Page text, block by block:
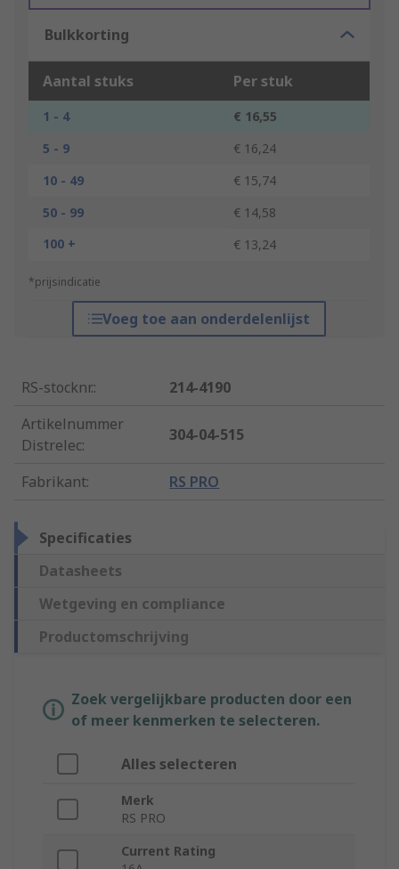
Bulkkorting
Aantal stuks Per stuk
1 - 4
€ 16,55
5 - 9
€ 16,24
10 - 49
€ 15,74
50 - 99
€ 14,58
100 +
€ 13,24
*prijsindicatie
Voeg toe aan onderdelenlijst
RS-stocknr.:
214-4190
Artikelnummer
Distrelec:
304-04-515
Fabrikant: RS PRO
Specificaties
Datasheets
Wetgeving en compliance
Productomschrijving
Zoek vergelijkbare producten door een
of meer kenmerken te selecteren.
Alles selecteren
Merk
RS PRO
Current Rating